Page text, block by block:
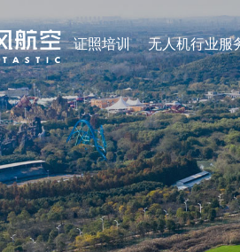
证照培训 无人机行业服